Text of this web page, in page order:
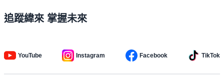
追蹤緯來 掌握未來
YouTube Instagram Facebook TikTok